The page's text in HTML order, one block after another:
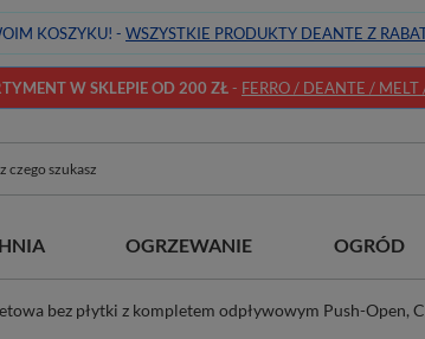
KOSZYKU! - WSZYSTKIE PRODUKTY DEANTE Z
W SKLEPIE OD 200 ZŁ- FERRO / DEANTE /
OGRZEWANIE OGRÓD
bez płytki z kompletem odpływowym Push-Open,